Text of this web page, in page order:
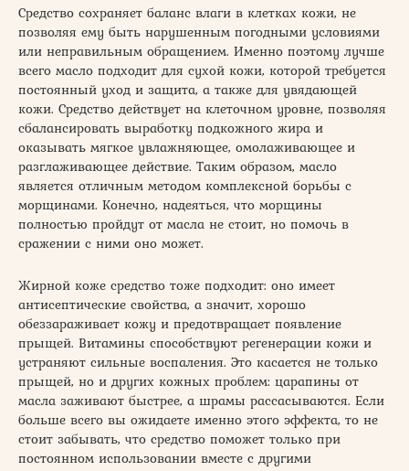
Средство сохраняет баланс влаги в клетках кожи, не
позволяя ему быть нарушенным погодными условиями
или неправильным обращением. Именно поэтому лучше
всего масло подходит для сухой кожи, которой требуется
постоянный уход и защита, а также для увядающей
кожи. Средство действует на клеточном уровне, позволяя
сбалансировать выработку подкожного жира и
оказывать мягкое увлажняющее, омолаживающее и
разглаживающее действие. Таким образом, масло
является отличным методом комплексной борьбы с
морщинами. Конечно, надеяться, что морщины
полностью пройдут от масла не стоит, но помочь в
сражении с ними оно может.
Жирной коже средство тоже подходит: оно имеет
антисептические свойства, а значит, хорошо
обеззараживает кожу и предотвращает появление
прыщей. Витамины способствуют регенерации кожи и
устраняют сильные воспаления. Это касается не только
прыщей, но и других кожных проблем: царапины от
масла заживают быстрее, а шрамы рассасываются. Если
больше всего вы ожидаете именно этого эффекта, то не
стоит забывать, что средство поможет только при
постоянном использовании вместе с другими